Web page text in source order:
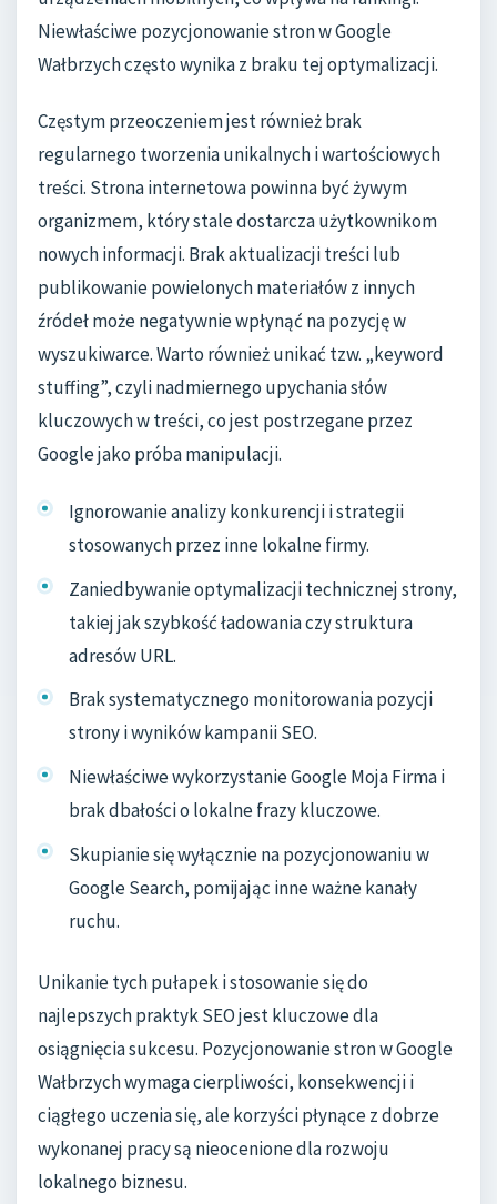
Niewłaściwe pozycjonowanie stron w Google
Wałbrzych często wynika z braku tej optymalizacji.
Częstym przeoczeniem jest również brak
regularnego tworzenia unikalnych i wartościowych
treści. Strona internetowa powinna być żywym
organizmem, który stale dostarcza użytkownikom
nowych informacji. Brak aktualizacji treści lub
publikowanie powielonych materiałów z innych
źródeł może negatywnie wpłynąć na pozycję w
wyszukiwarce. Warto również unikać tzw. „keyword
stuffing”, czyli nadmiernego upychania słów
kluczowych w treści, co jest postrzegane przez
Google jako próba manipulacji.
Ignorowanie analizy konkurencji i strategii
stosowanych przez inne lokalne firmy.
Zaniedbywanie optymalizacji technicznej strony,
takiej jak szybkość ładowania czy struktura
adresów URL.
Brak systematycznego monitorowania pozycji
strony i wyników kampanii SEO.
Niewłaściwe wykorzystanie Google Moja Firma i
brak dbałości o lokalne frazy kluczowe.
Skupianie się wyłącznie na pozycjonowaniu w
Google Search, pomijając inne ważne kanały
ruchu.
Unikanie tych pułapek i stosowanie się do
najlepszych praktyk SEO jest kluczowe dla
osiągnięcia sukcesu. Pozycjonowanie stron w Google
Wałbrzych wymaga cierpliwości, konsekwencji i
ciągłego uczenia się, ale korzyści płynące z dobrze
wykonanej pracy są nieocenione dla rozwoju
lokalnego biznesu.